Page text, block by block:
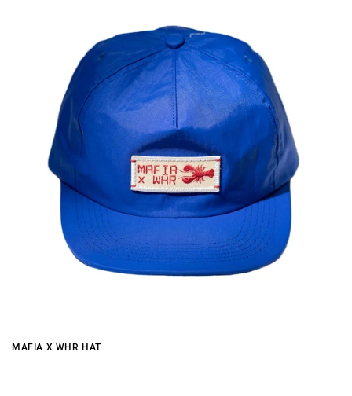
MAFIA X WHR HAT